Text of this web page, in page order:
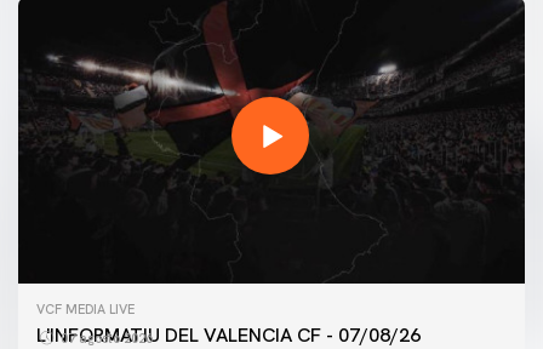
VCF MEDIA LIVE
L'INFORMATIU DEL VALENCIA CF - 07/08/26
07 agosto 2026